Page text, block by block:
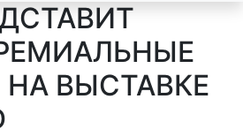
ВЫСТАВКЕ